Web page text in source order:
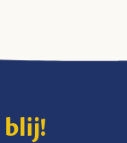
blij!